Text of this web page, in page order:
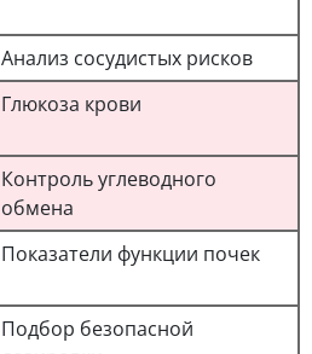
Анализ сосудистых рисков
Глюкоза крови
Контроль углеводного
обмена
Показатели функции почек
Подбор безопасной